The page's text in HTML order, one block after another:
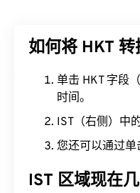
如何将 HKT 转
单击 HKT 字段
时间。
IST（右侧）中
您还可以通过单
IST 区域现在几